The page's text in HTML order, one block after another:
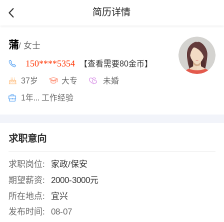
简历详情
蒲/ 女士
150****5354 【查看需要80金币】
37岁 大专 未婚
1年... 工作经验
求职意向
求职岗位:
家政/保安
期望薪资:
2000-3000元
所在地点:
宜兴
发布时间:
08-07